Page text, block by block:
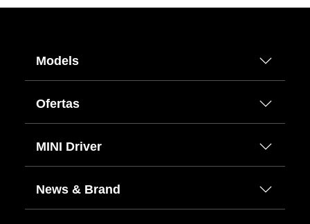
Models
Ofertas
MINI Driver
News & Brand